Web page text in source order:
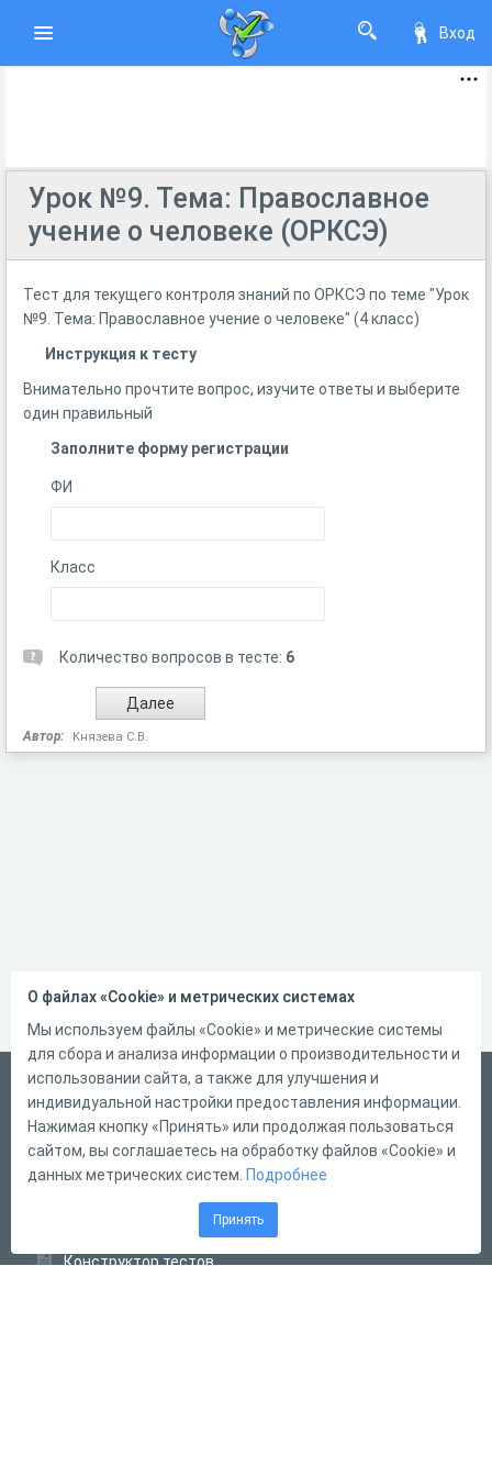
Вход
Урок №9. Тема: Православное
учение о человеке (ОРКСЭ)
Тест для текущего контроля знаний по ОРКСЭ по теме "Урок
№9. Тема: Православное учение о человеке" (4 класс)
Инструкция к тесту
Внимательно прочтите вопрос, изучите ответы и выберите
один правильный
Заполните форму регистрации
ФИ
Класс
Количество вопросов в тесте: 6
Автор: Князева С.В.
Русский
Справка
Форма обратной связи
Конструктор тестов
О файлах «Cookie» и метрических системах
Мы используем файлы «Cookie» и метрические системы
для сбора и анализа информации о производительности и
использовании сайта, а также для улучшения и
индивидуальной настройки предоставления информации.
Нажимая кнопку «Принять» или продолжая пользоваться
сайтом, вы соглашаетесь на обработку файлов «Cookie» и
данных метрических систем. Подробнее
Принять